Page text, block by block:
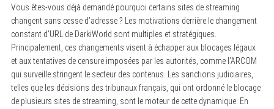
Vous êtes-vous déjà demandé pourquoi certains sites de streaming
changent sans cesse d’adresse ? Les motivations derrière le changement
constant d’URL de DarkiWorld sont multiples et stratégiques.
Principalement, ces changements visent à échapper aux blocages légaux
et aux tentatives de censure imposées par les autorités, comme l’ARCOM
qui surveille stringent le secteur des contenus. Les sanctions judiciaires,
telles que les décisions des tribunaux français, qui ont ordonné le blocage
de plusieurs sites de streaming, sont le moteur de cette dynamique. En